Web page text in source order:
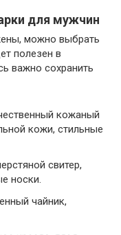
для мужчин
можно выбрать
полезен в
важно сохранить
кожаный
кожи, стильные
свитер,
носки.
чайник,